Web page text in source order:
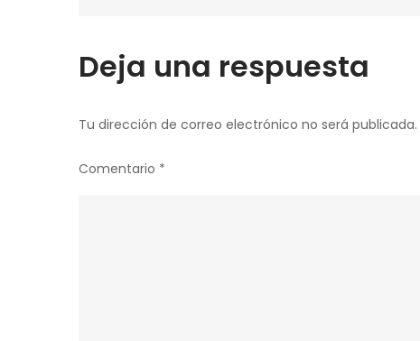
Deja una respuesta
Tu dirección de correo electrónico no será publicada.
Comentario *